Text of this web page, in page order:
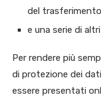
del
e una serie di
Per rendere più
di protezione dei
essere presentati